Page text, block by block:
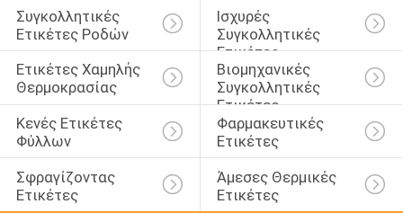
καυτή
συγκολλητική
κόλλα λειωμένων
μετάλλων
8
Συγκολλητικές
Ετικέτες Ροδών
Ισχυρές
Συγκολλητικές
Ετικέτες
Ετικέτες Χαμηλής
Θερμοκρασίας
Βιομηχανικές
Συγκολλητικές
Ετικέτες
Κενές Ετικέτες
Φύλλων
Φαρμακευτικές
Ετικέτες
Σφραγίζοντας
Ετικέτες
Άμεσες Θερμικές
Ετικέτες